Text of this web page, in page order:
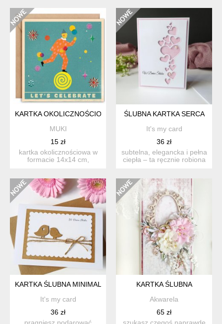
KARTKA OKOLICZNOŚCIOWA LET'S CELEBRATE + KOPERTA
MUKI
15 zł
kartka okolicznościowa w
formacie 14x14 cm,
ŚLUBNA KARTKA SERCA
It's my card
36 zł
subtelna, elegancka i pełna
ciepła – ta ręcznie robiona
KARTKA ŚLUBNA MINIMALISTYCZNA
It's my card
36 zł
pragniesz podarować
KARTKA ŚLUBNA
Akwarela
65 zł
szukasz czegoś naprawdę